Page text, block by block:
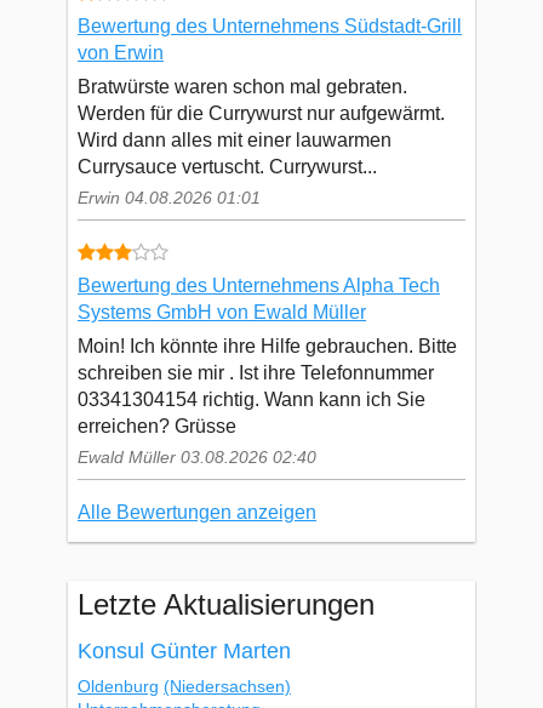
Bewertung des Unternehmens Südstadt-Grill
von Erwin
Bratwürste waren schon mal gebraten.
Werden für die Currywurst nur aufgewärmt.
Wird dann alles mit einer lauwarmen
Currysauce vertuscht. Currywurst...
Erwin 04.08.2026 01:01
Bewertung des Unternehmens Alpha Tech
Systems GmbH von Ewald Müller
Moin! Ich könnte ihre Hilfe gebrauchen. Bitte
schreiben sie mir . Ist ihre Telefonnummer
03341304154 richtig. Wann kann ich Sie
erreichen? Grüsse
Ewald Müller 03.08.2026 02:40
Alle Bewertungen anzeigen
Letzte Aktualisierungen
Konsul Günter Marten
Oldenburg (Niedersachsen)